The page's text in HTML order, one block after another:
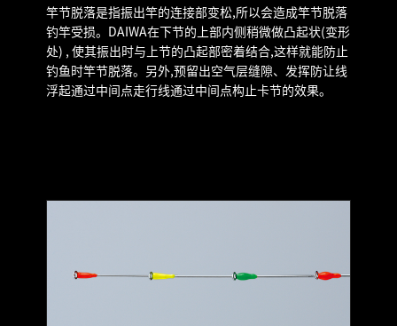
竿节脱落是指振出竿的连接部变松,所以会造成竿节脱落
钓竿受损。DAIWA在下节的上部内侧稍微做凸起状(变形
处) , 使其振出时与上节的凸起部密着结合,这样就能防止
钓鱼时竿节脱落。另外,预留出空气层缝隙、发挥防让线
浮起通过中间点走行线通过中间点构止卡节的效果。